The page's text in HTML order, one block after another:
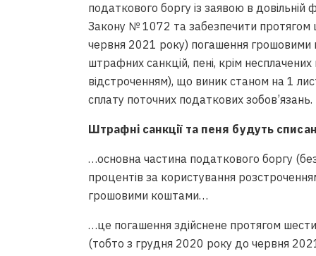
податкового боргу із заявою в
Закону № 1072 та забезпечити протягом
червня 2021 року) погашення грошовими
штрафних санкцій, пені, крім
відстроченням), що виник станом на 1
сплату поточних податкових зобов’язань.
Штрафні санкції та пеня будуть
…основна частина податкового боргу
процентів за користування
грошовими коштами…
…це погашення здійснене протягом
(тобто з грудня 2020 року до червня